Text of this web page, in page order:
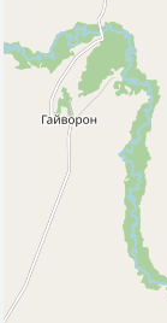
Банк
Кафе
Парк,
Почта